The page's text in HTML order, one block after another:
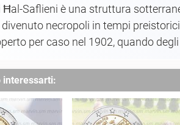
Ħal-Saflieni è una struttura
necropoli in tempi
per caso nel 1902, quando
interessarti: